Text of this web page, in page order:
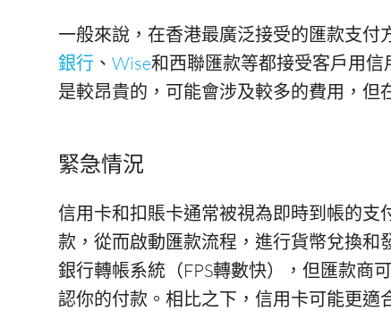
一般來說，在香港最廣泛接受的匯款支付
銀行 、 Wise和西聯匯款等都接受客戶用
是較昂貴的，可能會涉及較多的費用，但
緊急情況
信用卡和扣賬卡通常被視為即時到帳的
款，從而啟動匯款流程，進行貨幣兌換
銀行轉帳系統（FPS轉數快），但匯款商
認你的付款。相比之下，信用卡可能更